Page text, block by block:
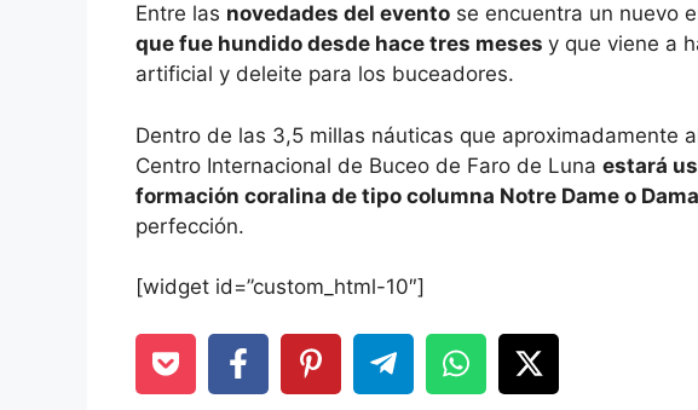
Entre las novedades del evento se encuentra un nuevo
que fue hundido desde hace tres meses y que viene a
artificial y deleite para los buceadores.
Dentro de las 3,5 millas náuticas que aproximadamente
Centro Internacional de Buceo de Faro de Luna estará
formación coralina de tipo columna Notre Dame o
perfección.
[widget id=”custom_html-10″]